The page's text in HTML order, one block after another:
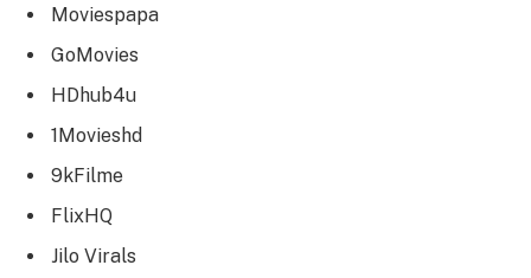
Moviespapa
GoMovies
HDhub4u
1Movieshd
9kFilme
FlixHQ
Jilo Virals